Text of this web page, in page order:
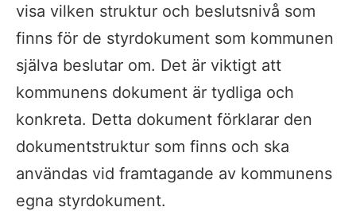
visa vilken struktur och beslutsnivå som
finns för de styrdokument som kommunen
själva beslutar om. Det är viktigt att
kommunens dokument är tydliga och
konkreta. Detta dokument förklarar den
dokumentstruktur som finns och ska
användas vid framtagande av kommunens
egna styrdokument.